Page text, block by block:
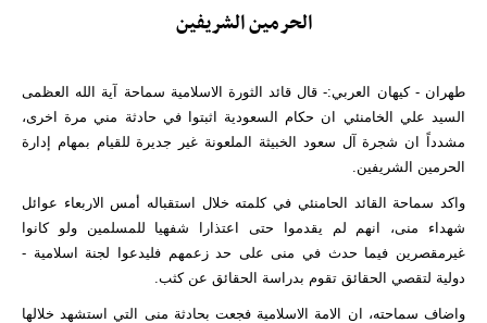
الحرمين الشريفين
طهران - كيهان العربي:- قال قائد الثورة الاسلامية سماحة آية الله العظمى
السيد علي الخامنئي ان حكام السعودية اثبتوا في حادثة مني مرة اخرى،
مشدداً ان شجرة آل سعود الخبيثة الملعونة غير جديرة للقيام بمهام إدارة
الحرمين الشريفين.
واكد سماحة القائد الحامنئي في كلمته خلال استقباله أمس الاربعاء عوائل
شهداء منى، انهم لم يقدموا حتى اعتذارا شفهيا للمسلمين ولو كانوا
غيرمقصرين فيما حدث في منى على حد زعمهم فليدعوا لجنة اسلامية -
دولية لتقصي الحقائق تقوم بدراسة الحقائق عن كثب.
واضاف سماحته، ان الامة الاسلامية فجعت بحادثة منى التي استشهد خلالها